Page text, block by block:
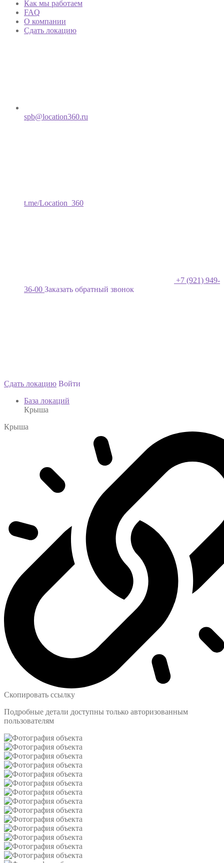
Как мы работаем
FAQ
О компании
Сдать локацию
spb@location360.ru
t.me/Location_360
+7 (921) 949-
36-00 Заказать обратный звонок
Сдать локацию Войти
База локаций
Крыша
Крыша
Скопировать ссылку
Подробные детали доступны только авторизованным
пользователям